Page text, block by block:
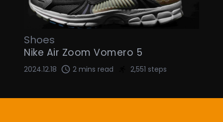
Shoes
Nike Air Zoom Vomero 5
2024.12.18 2 mins read 2,551 steps